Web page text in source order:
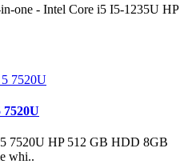
one - Intel Core i5 I5-1235U HP
7520U HP 512 GB HDD 8GB
whi..